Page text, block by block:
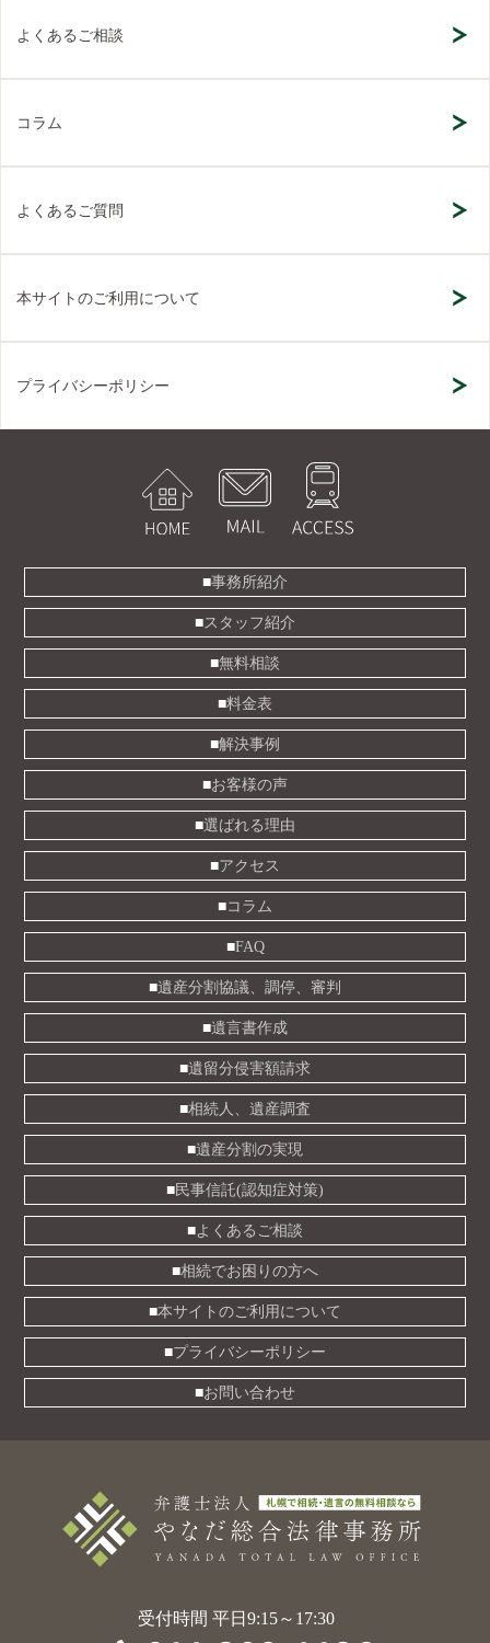
よくあるご相談
コラム
よくあるご質問
本サイトのご利用について
プライバシーポリシー
事務所紹介
スタッフ紹介
無料相談
料金表
解決事例
お客様の声
選ばれる理由
アクセス
コラム
FAQ
遺産分割協議、調停、審判
遺言書作成
遺留分侵害額請求
相続人、遺産調査
遺産分割の実現
民事信託(認知症対策)
よくあるご相談
相続でお困りの方へ
本サイトのご利用について
プライバシーポリシー
お問い合わせ
受付時間 平日9:15～17:30